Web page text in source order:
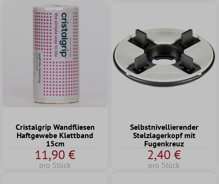
Cristalgrip Wandfliesen
Haftgewebe Klettband
15cm
11,90 €
pro Stück
Selbstnivellierender
Stelzlagerkopf mit
Fugenkreuz
2,40 €
pro Stück